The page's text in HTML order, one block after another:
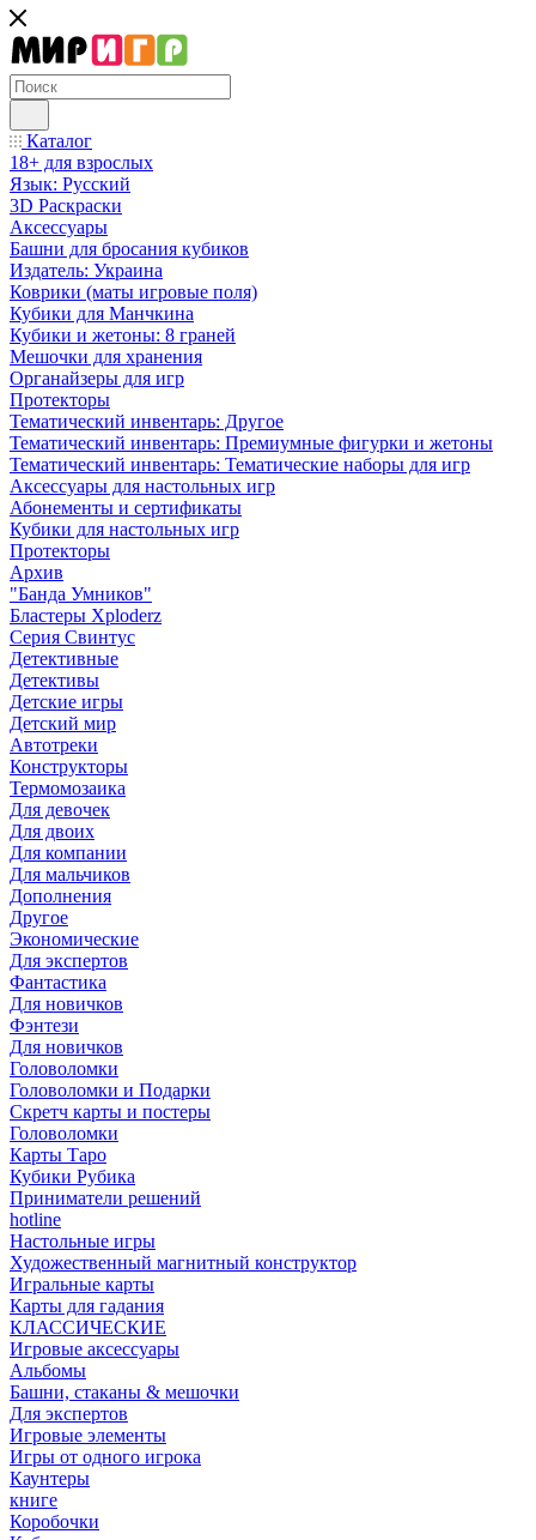
Каталог
18+ для взрослых
Язык: Русский
3D Раскраски
Аксессуары
Башни для бросания кубиков
Издатель: Украина
Коврики (маты игровые поля)
Кубики для Манчкина
Кубики и жетоны: 8 граней
Мешочки для хранения
Органайзеры для игр
Протекторы
Тематический инвентарь: Другое
Тематический инвентарь: Премиумные фигурки и жетоны
Тематический инвентарь: Тематические наборы для игр
Аксессуары для настольных игр
Абонементы и сертификаты
Кубики для настольных игр
Протекторы
Архив
"Банда Умников"
Бластеры Xploderz
Cерия Свинтус
Детективные
Детективы
Детские игры
Детский мир
Автотреки
Конструкторы
Термомозаика
Для девочек
Для двоих
Для компании
Для мальчиков
Дополнения
Другое
Экономические
Для экспертов
Фантастика
Для новичков
Фэнтези
Для новичков
Головоломки
Головоломки и Подарки
Cкретч карты и постеры
Головоломки
Карты Таро
Кубики Рубика
Приниматели решений
hotline
Настольные игры
Художественный магнитный конструктор
Игральные карты
Карты для гадания
КЛАССИЧЕСКИЕ
Игровые аксессуары
Альбомы
Башни, стаканы & мешочки
Для экспертов
Игровые элементы
Игры от одного игрока
Каунтеры
книге
Коробочки